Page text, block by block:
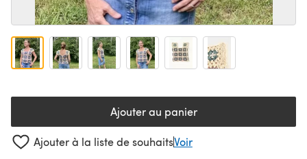
Ajouter au panier
Ajouter à la liste de souhaitsVoir